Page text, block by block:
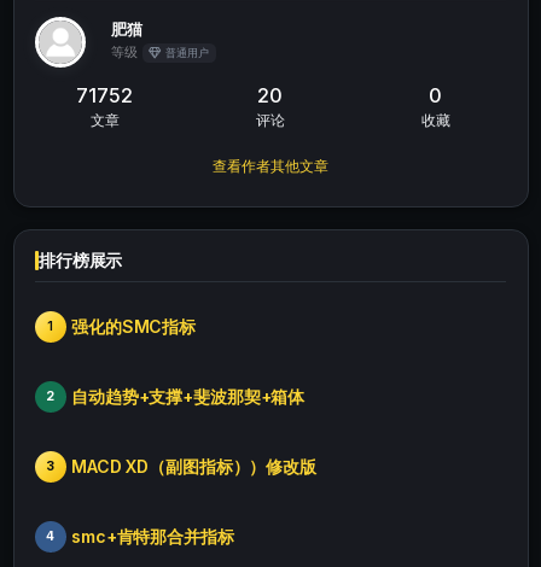
肥猫
等级 普通用户
71752
文章
20
评论
0
收藏
查看作者其他文章
排行榜展示
1 强化的SMC指标
2 自动趋势+支撑+斐波那契+箱体
3 MACD XD（副图指标））修改版
4 smc+肯特那合并指标